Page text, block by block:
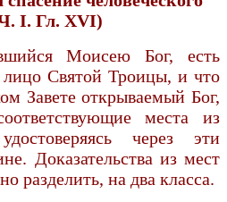
I. Гл. XVI)
Моисею Бог, есть
Святой Троицы, и что
Завете открываемый Бог,
места из
через эти
Доказательства из мест
разделить, на два класса.